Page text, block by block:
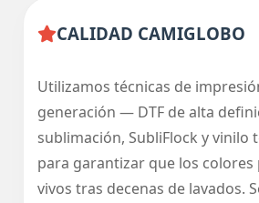
CALIDAD CAMIGLOBO
Utilizamos técnicas de
generación — DTF de alta
sublimación, SubliFlock y
para garantizar que los colores
vivos tras decenas de lavados.